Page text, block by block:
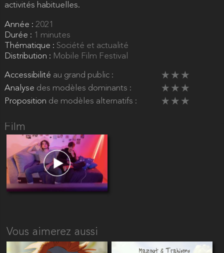
activités habituelles.
Année : 2021
Durée : 1 minutes
Thématique : Société et actualité
Distribution : Mobile Film Festival
Accessibilité au grand public :
Analyse des modèles dominants :
Proposition de modèles alternatifs :
Film
Vous aimerez aussi